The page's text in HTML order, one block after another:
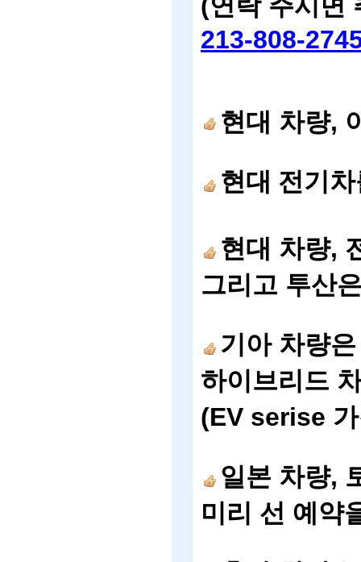
213-808-
현대 차량,
현대 전기
현대 차량,
그리고 투산
기아 차량은
하이브리드
(EV serise
일본 차량,
미리 선 예약